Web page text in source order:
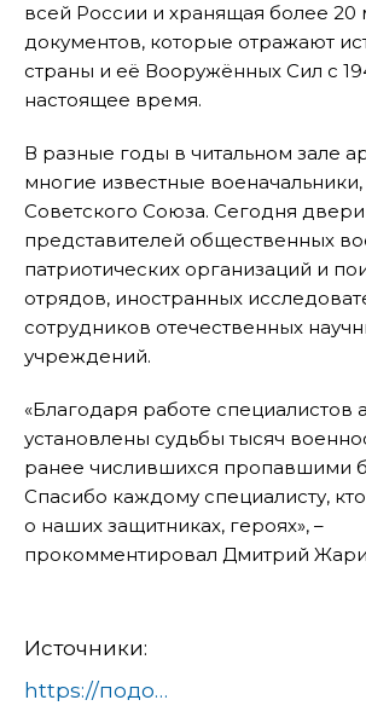
всей России и хранящая более 20
документов, которые отражают
страны и её Вооружённых Сил с
настоящее время.
В разные годы в читальном зале
многие известные
Советского Союза. Сегодня
представителей общественных
патриотических организаций и
отрядов, иностранных
сотрудников отечественных
учреждений.
«Благодаря работе специалистов
установлены судьбы тысяч
ранее числившихся пропавшими
Спасибо каждому специалисту,
о наших защитниках, героях», –
прокомментировал Дмитрий
Источники:
https://подольск-администрация.рф/kollektiv-tsentralnogo-arhiva-ministerstva-oborony-rf-pozdravili-v-podolske/